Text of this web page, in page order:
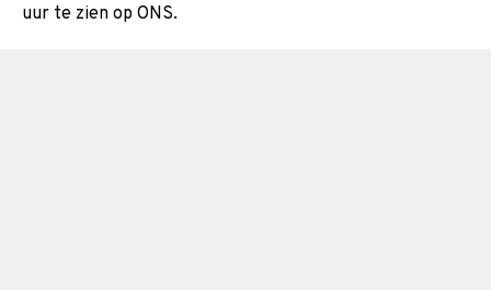
uur te zien op ONS.